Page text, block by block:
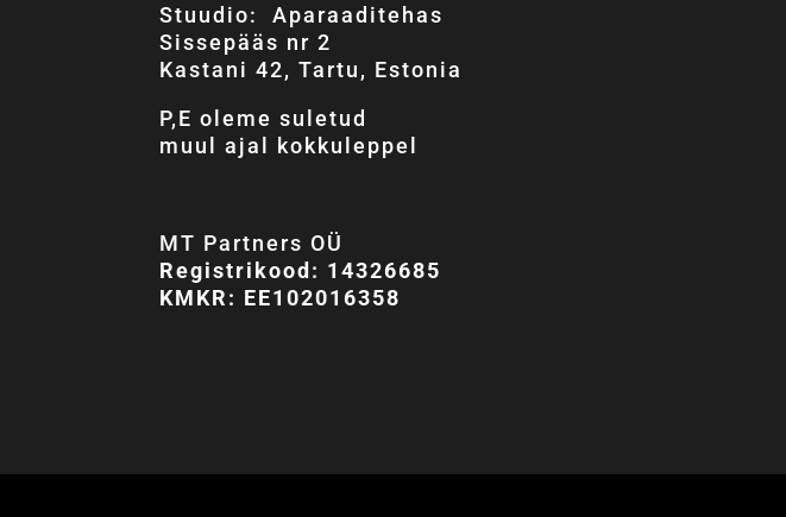
Stuudio: Aparaaditehas
Sissepääs nr 2
Kastani 42, Tartu, Estonia
P,E oleme suletud
muul ajal kokkuleppel
MT Partners OÜ
Registrikood: 14326685
KMKR: EE102016358